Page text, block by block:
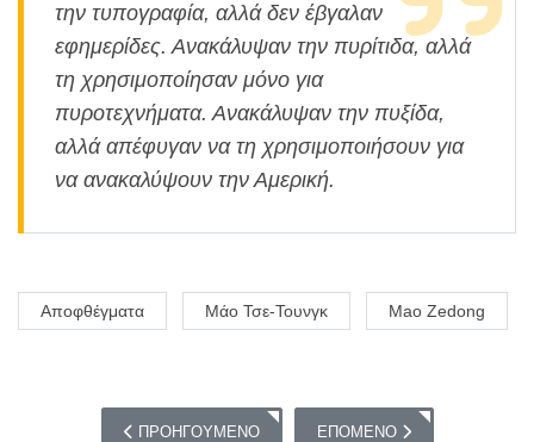
την τυπογραφία, αλλά δεν έβγαλαν
εφημερίδες. Ανακάλυψαν την πυρίτιδα, αλλά
τη χρησιμοποίησαν μόνο για
πυροτεχνήματα. Ανακάλυψαν την πυξίδα,
αλλά απέφυγαν να τη χρησιμοποιήσουν για
να ανακαλύψουν την Αμερική.
Αποφθέγματα Μάο Τσε-Τουνγκ Mao Zedong
ΠΡΟΗΓΟΎΜΕΝΟ ΆΡΘΡΟ: ΤΑ ΑΠΟΦΘΈΓΜΑΤΑ ΤΟΥ
ΠΡΟΗΓΟΎΜΕΝΟ ΕΠΌΜΕΝΟ ΆΡΘΡΟ: ΤΑ
ΕΠΌΜΕΝΟ